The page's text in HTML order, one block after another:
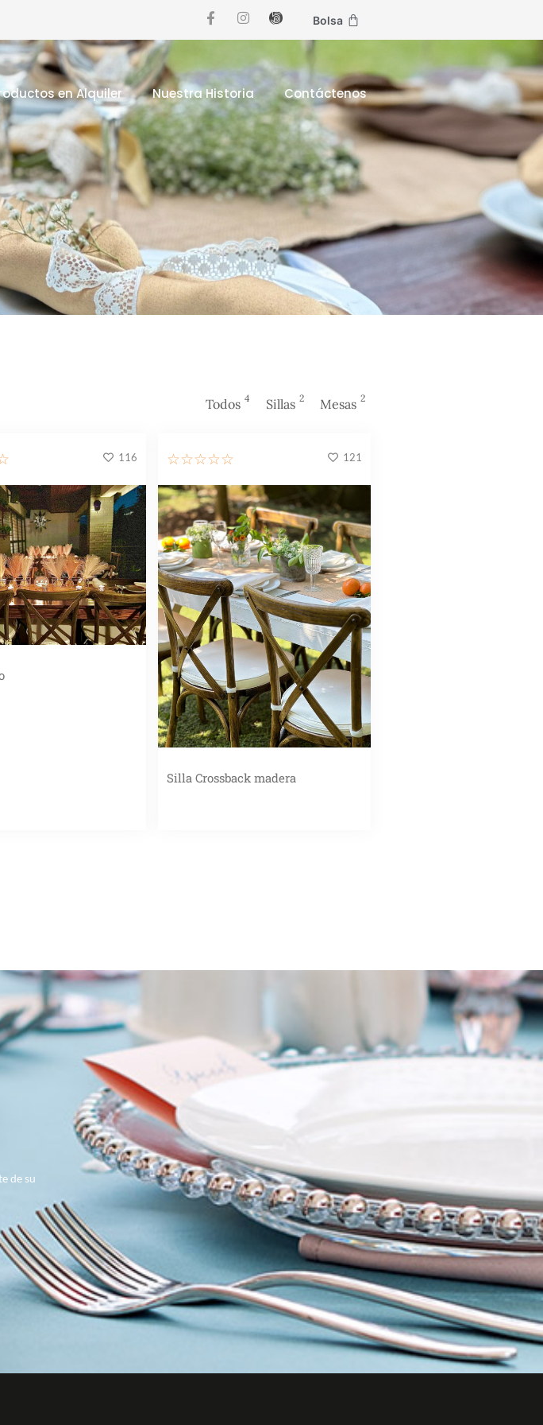
Bolsa
en Alquiler Nuestra Historia Contáctenos
Todos 4 Sillas 2 Mesas 2
116 ☆☆☆☆☆ 121
Silla Crossback madera
de su